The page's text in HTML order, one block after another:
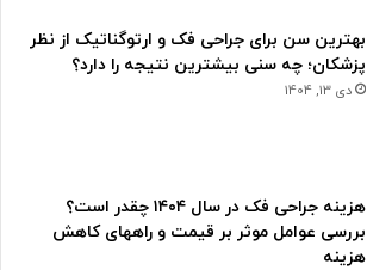
بهترین سن برای جراحی فک و ارتوگناتیک از نظر
پزشکان؛ چه سنی بیشترین نتیجه را دارد؟
دی 13, 1404
هزینه جراحی فک در سال ۱۴۰۴ چقدر است؟
بررسی عوامل موثر بر قیمت و راههای کاهش
هزینه